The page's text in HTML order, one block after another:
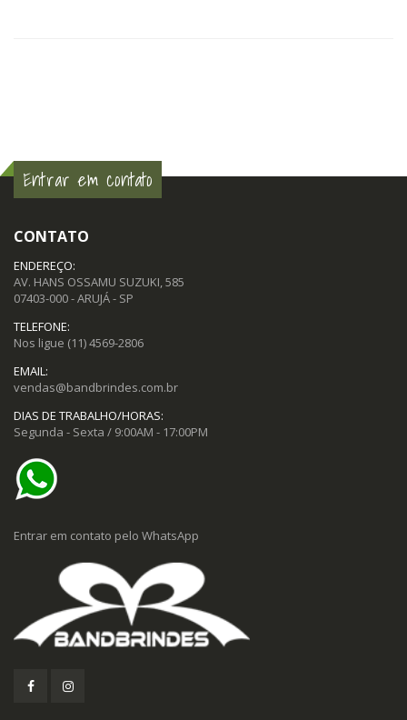
Entrar em contato
CONTATO
ENDEREÇO:
AV. HANS OSSAMU SUZUKI, 585
07403-000 - ARUJÁ - SP
TELEFONE:
Nos ligue (11) 4569-2806
EMAIL:
vendas@bandbrindes.com.br
DIAS DE TRABALHO/HORAS:
Segunda - Sexta / 9:00AM - 17:00PM
Entrar em contato pelo WhatsApp